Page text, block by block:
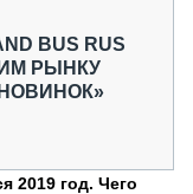
BUS RUS
РЫНКУ
2019 год. Чего